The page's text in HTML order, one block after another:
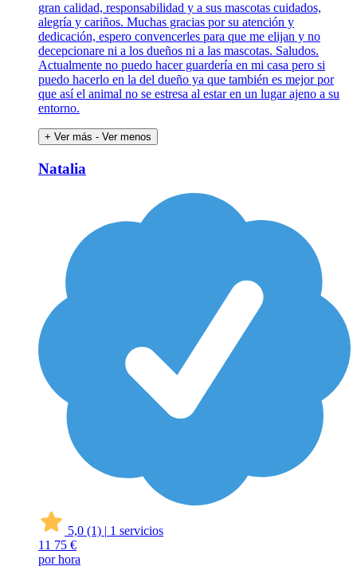
gran calidad, responsabilidad y a sus mascotas cuidados,
alegría y cariños. Muchas gracias por su atención y
dedicación, espero convencerles para que me elijan y no
decepcionare ni a los dueños ni a las mascotas. Saludos.
Actualmente no puedo hacer guardería en mi casa pero si
puedo hacerlo en la del dueño ya que también es mejor por
que así el animal no se estresa al estar en un lugar ajeno a su
entorno.
+ Ver más - Ver menos
Natalia
5,0 (1) | 1 servicios
11 75 €
por hora